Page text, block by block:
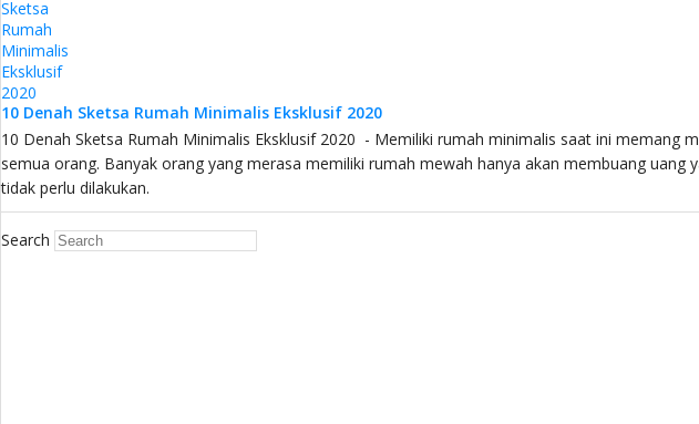
10 Denah Sketsa Rumah Minimalis Eksklusif 2020
10 Denah Sketsa Rumah Minimalis Eksklusif 2020 - Memiliki rumah minimalis saat ini memang
semua orang. Banyak orang yang merasa memiliki rumah mewah hanya akan membuang uang
tidak perlu dilakukan.
Search